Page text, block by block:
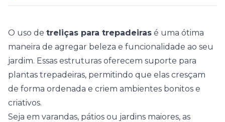
O uso de treliças para trepadeiras é uma ótima
maneira de agregar beleza e funcionalidade ao seu
jardim. Essas estruturas oferecem suporte para
plantas trepadeiras, permitindo que elas cresçam
de forma ordenada e criem ambientes bonitos e
criativos.
Seja em varandas, pátios ou jardins maiores, as